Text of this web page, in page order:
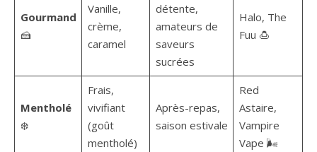
Gourmand
🍰
Vanille,
crème,
caramel
détente,
amateurs de
saveurs
sucrées
Halo, The
Fuu 🍮
Mentholé
❄️
Frais,
vivifiant
(goût
mentholé)
Après-repas,
saison estivale
Red
Astaire,
Vampire
Vape 🌬️